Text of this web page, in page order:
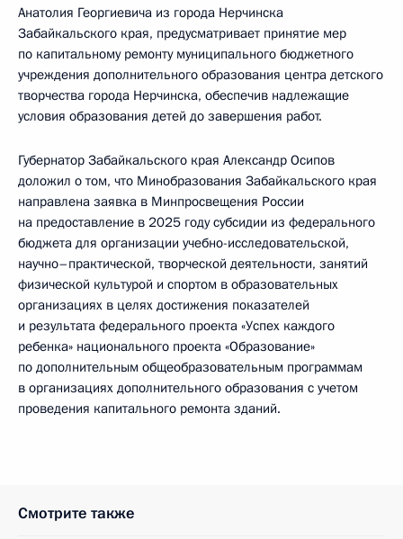
Анатолия Георгиевича из города Нерчинска
Забайкальского края, предусматривает принятие мер
по капитальному ремонту муниципального бюджетного
учреждения дополнительного образования центра детского
творчества города Нерчинска, обеспечив надлежащие
условия образования детей до завершения работ.
Губернатор Забайкальского края Александр Осипов
доложил о том, что Минобразования Забайкальского края
направлена заявка в Минпросвещения России
на предоставление в 2025 году субсидии из федерального
бюджета для организации учебно-исследовательской,
научно–практической, творческой деятельности, занятий
физической культурой и спортом в образовательных
организациях в целях достижения показателей
и результата федерального проекта «Успех каждого
ребенка» национального проекта «Образование»
по дополнительным общеобразовательным программам
в организациях дополнительного образования с учетом
проведения капитального ремонта зданий.
Смотрите также